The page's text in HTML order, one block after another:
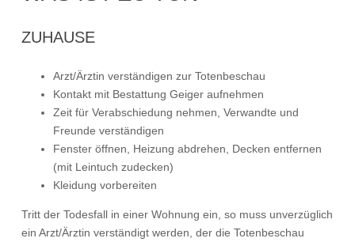
ZUHAUSE
Arzt/Ärztin verständigen zur Totenbeschau
Kontakt mit Bestattung Geiger aufnehmen
Zeit für Verabschiedung nehmen, Verwandte und
Freunde verständigen
Fenster öffnen, Heizung abdrehen, Decken entfernen
(mit Leintuch zudecken)
Kleidung vorbereiten
Tritt der Todesfall in einer Wohnung ein, so muss unverzüglich
ein Arzt/Ärztin verständigt werden, der die Totenbeschau